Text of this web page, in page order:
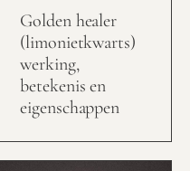
Golden healer
(limonietkwarts)
werking,
betekenis en
eigenschappen